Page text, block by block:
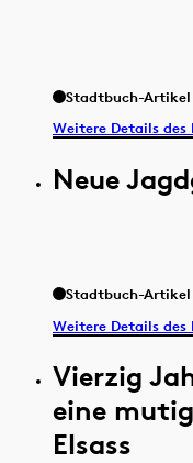
Stadtbuch-Artikel
Weitere Details des
Neue
Stadtbuch-Artikel
Weitere Details des
Vierzig
eine
Elsass